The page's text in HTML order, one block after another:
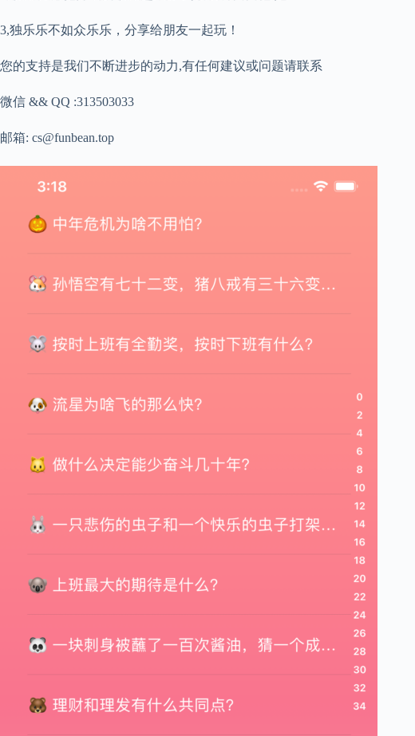
3,独乐乐不如众乐乐，分享给朋友一起玩！
您的支持是我们不断进步的动力,有任何建议或问题请联系
微信 && QQ :313503033
邮箱: cs@funbean.top